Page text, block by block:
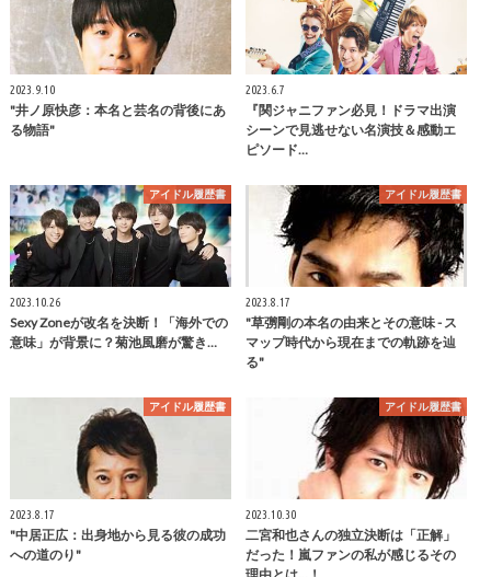
2023.9.10
"井ノ原快彦：本名と芸名の背後にあ
る物語"
2023.6.7
『関ジャニファン必見！ドラマ出演
シーンで見逃せない名演技＆感動エ
ピソード…
アイドル履歴書
2023.10.26
Sexy Zoneが改名を決断！「海外での
意味」が背景に？菊池風磨が驚き…
アイドル履歴書
2023.8.17
"草彅剛の本名の由来とその意味 - ス
マップ時代から現在までの軌跡を辿
る"
アイドル履歴書
2023.8.17
"中居正広：出身地から見る彼の成功
への道のり"
アイドル履歴書
2023.10.30
二宮和也さんの独立決断は「正解」
だった！嵐ファンの私が感じるその